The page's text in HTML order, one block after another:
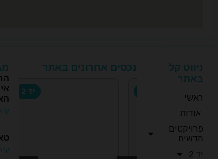
ניווט קל
באתר
ראשי
אודות
פרויקטים
חדשים
יד 2
נכסים אחרונים באתר
יד 2